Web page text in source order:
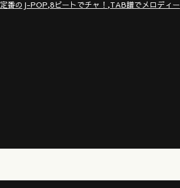
定番のJ-POP,8ビートでチャ！ ,TAB譜でメロディー